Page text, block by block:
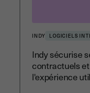
INDY LOGICIELS
Indy sécurise
contractuels
l'expérience